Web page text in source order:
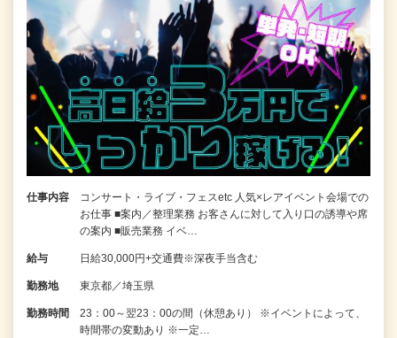
仕事内容
コンサート・ライブ・フェスetc 人気×レアイベント会場での
お仕事 ■案内／整理業務 お客さんに対して入り口の誘導や席
の案内 ■販売業務 イベ…
給与 日給30,000円+交通費※深夜手当含む
勤務地 東京都／埼玉県
勤務時間
23：00～翌23：00の間（休憩あり） ※イベントによって、
時間帯の変動あり ※一定…